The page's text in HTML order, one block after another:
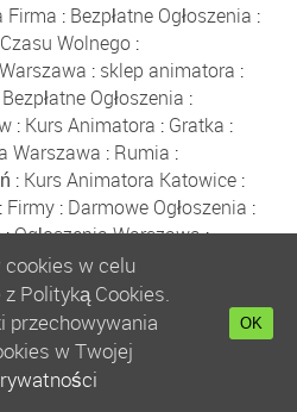
Firma : Bezpłatne Ogłoszenia :
Wolnego:
: sklep animatora :
Bezpłatne Ogłoszenia :
: Kurs Animatora : Gratka :
Warszawa : Rumia :
: Kurs Animatora Katowice :
: Firmy : Darmowe Ogłoszenia :
:Ogłoszenia Warszawa:
Mydlanych:
Trójmiasto:
:Ogłoszenia:Solidne Firmy :
:Płyn do Baniek
Shop: Bańki Mydlane
do Baniek
w celu
Polityką Cookies.
przechowywania
w Twojej
OK